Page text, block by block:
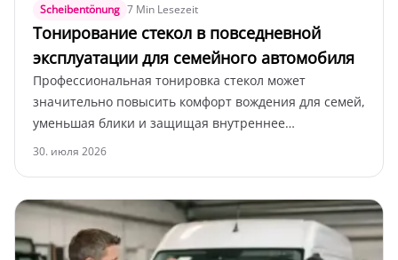
Scheibentönung 7 Min Lesezeit
Тонирование стекол в повседневной
эксплуатации для семейного автомобиля
Профессиональная тонировка стекол может
значительно повысить комфорт вождения для семей,
уменьшая блики и защищая внутреннее
пространство. Узнайте, какие тонировочные пленки
30. июля 2026